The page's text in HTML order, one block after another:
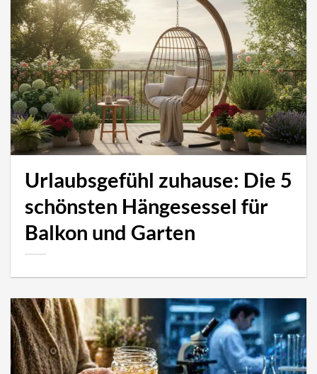
Urlaubsgefühl zuhause: Die 5
schönsten Hängesessel für
Balkon und Garten